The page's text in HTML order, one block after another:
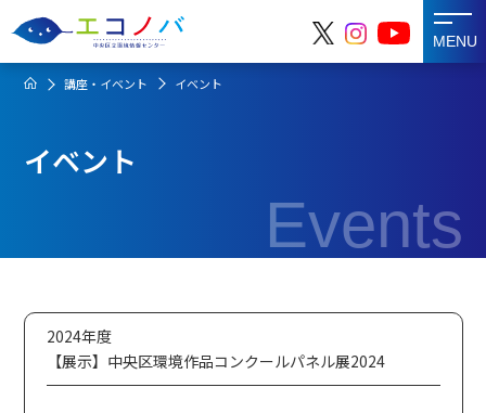
MENU
講座・イベント イベント
イベント
Events
2024年度
【展示】中央区環境作品コンクールパネル展2024